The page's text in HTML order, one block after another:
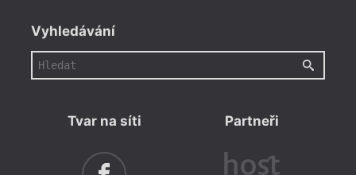
Vyhledávání
Tvar na síti Partneři